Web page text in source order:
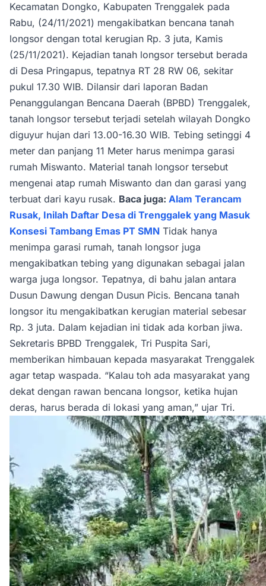
Kecamatan Dongko, Kabupaten Trenggalek pada
Rabu, (24/11/2021) mengakibatkan bencana tanah
longsor dengan total kerugian Rp. 3 juta, Kamis
(25/11/2021). Kejadian tanah longsor tersebut berada
di Desa Pringapus, tepatnya RT 28 RW 06, sekitar
pukul 17.30 WIB. Dilansir dari laporan Badan
Penanggulangan Bencana Daerah (BPBD) Trenggalek,
tanah longsor tersebut terjadi setelah wilayah Dongko
diguyur hujan dari 13.00-16.30 WIB. Tebing setinggi 4
meter dan panjang 11 Meter harus menimpa garasi
rumah Miswanto. Material tanah longsor tersebut
mengenai atap rumah Miswanto dan dan garasi yang
terbuat dari kayu rusak. Baca juga: Alam Terancam
Rusak, Inilah Daftar Desa di Trenggalek yang Masuk
Konsesi Tambang Emas PT SMN Tidak hanya
menimpa garasi rumah, tanah longsor juga
mengakibatkan tebing yang digunakan sebagai jalan
warga juga longsor. Tepatnya, di bahu jalan antara
Dusun Dawung dengan Dusun Picis. Bencana tanah
longsor itu mengakibatkan kerugian material sebesar
Rp. 3 juta. Dalam kejadian ini tidak ada korban jiwa.
Sekretaris BPBD Trenggalek, Tri Puspita Sari,
memberikan himbauan kepada masyarakat Trenggalek
agar tetap waspada. “Kalau toh ada masyarakat yang
dekat dengan rawan bencana longsor, ketika hujan
deras, harus berada di lokasi yang aman,” ujar Tri.